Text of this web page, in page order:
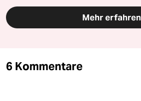
Mehr erfahren
6 Kommentare